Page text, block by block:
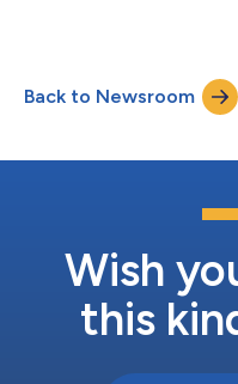
première place mondiale
année consécutive est une
l’impact de nos conseil...
Back to Newsroom
Wish
this